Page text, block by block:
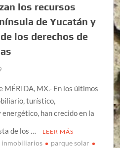
los recursos
de Yucatán y
los derechos de
MÉRIDA, MX.- En los últimos
turístico,
han crecido en la
de los …
LEER MÁS
inmobiliarios
parque solar